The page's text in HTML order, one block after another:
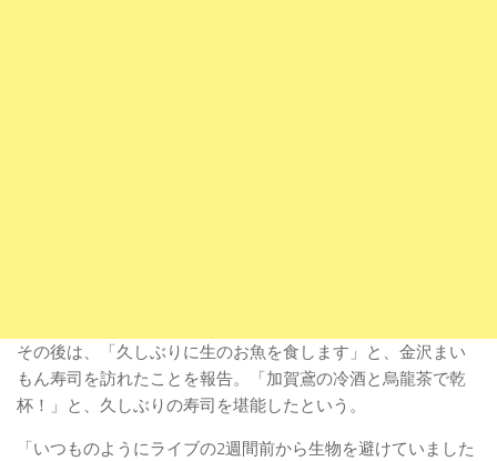
その後は、「久しぶりに生のお魚を食します」と、金沢まい
もん寿司を訪れたことを報告。「加賀鳶の冷酒と烏龍茶で乾
杯！」と、久しぶりの寿司を堪能したという。
「いつものようにライブの2週間前から生物を避けていました